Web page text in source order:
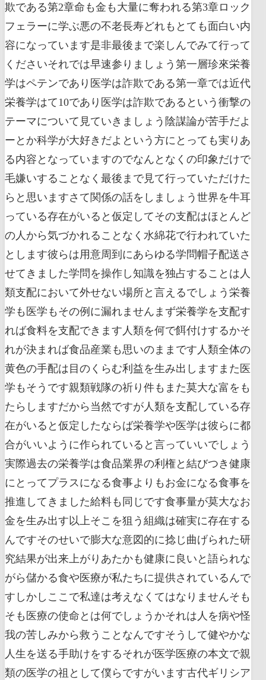
欺である第2章命も金も大量に奪われる第3章ロック
フェラーに学ぶ悪の不老長寿どれもとても面白い内
容になっています是非最後まで楽しんでみて行って
くださいそれでは早速参りましょう第一層珍來栄養
学はペテンであり医学は詐欺である第一章では近代
栄養学はて10であり医学は詐欺であるという衝撃の
テーマについて見ていきましょう陰謀論が苦手だよ
ーとか科学が大好きだよという方にとっても実りあ
る内容となっていますのでなんとなくの印象だけで
毛嫌いすることなく最後まで見て行っていただけた
らと思いますさて関係の話をしましょう世界を牛耳
っている存在がいると仮定してその支配はほとんど
の人から気づかれることなく水綿花で行われていた
とします彼らは用意周到にあらゆる学問帽子配送さ
せてきました学問を操作し知識を独占することは人
類支配において外せない場所と言えるでしょう栄養
学も医学もその例に漏れませんまず栄養学を支配す
れば食料を支配できます人類を何で餌付けするかそ
れが決まれば食品産業も思いのままです人類全体の
黄色の手配は目のくらむ利益を生み出しますまた医
学もそうです親類戦隊の祈り件もまた莫大な富をも
たらしますだから当然ですが人類を支配している存
在がいると仮定したならば栄養学や医学は彼らに都
合がいいように作られていると言っていいでしょう
実際過去の栄養学は食品業界の利権と結びつき健康
にとってプラスになる食事よりもお金になる食事を
推進してきました給料も同じです食事量が莫大なお
金を生み出す以上そこを狙う組織は確実に存在する
んですそのせいで膨大な意図的に捻じ曲げられた研
究結果が出来上がりあたかも健康に良いと語られな
がら儲かる食や医療が私たちに提供されているんで
すしかしここで私達は考えなくてはなりませんそも
そも医療の使命とは何でしょうかそれは人を病や怪
我の苦しみから救うことなんですそうして健やかな
人生を送る手助けをするそれが医学医療の本文で親
類の医学の祖として僕らですがいます古代ギリシア